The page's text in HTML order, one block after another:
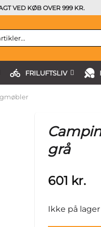
VED KØB OVER 999 KR.
FRILUFTSLIV
grå
601 kr.
Ikke på lager